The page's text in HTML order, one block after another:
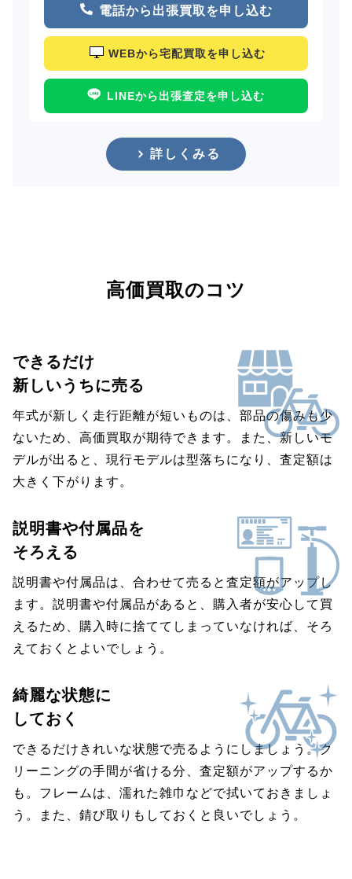
電話から出張買取を申し込む
WEBから宅配買取を申し込む
LINEから出張査定を申し込む
詳しくみる
高価買取のコツ
できるだけ
新しいうちに売る
年式が新しく走行距離が短いものは、部品の傷みも少
ないため、高価買取が期待できます。また、新しいモ
デルが出ると、現行モデルは型落ちになり、査定額は
大きく下がります。
説明書や付属品を
そろえる
説明書や付属品は、合わせて売ると査定額がアップし
ます。説明書や付属品があると、購入者が安心して買
えるため、購入時に捨ててしまっていなければ、そろ
えておくとよいでしょう。
綺麗な状態に
しておく
できるだけきれいな状態で売るようにしましょう。ク
リーニングの手間が省ける分、査定額がアップするか
も。フレームは、濡れた雑巾などで拭いておきましょ
う。また、錆び取りもしておくと良いでしょう。